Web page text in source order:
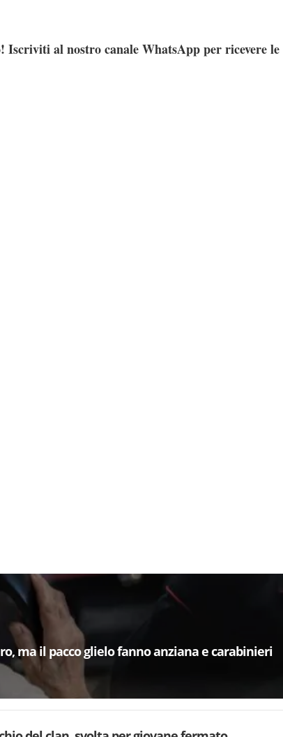
Iscriviti al nostro canale WhatsApp per ricevere
ma il pacco glielo fanno anziana e carabinieri